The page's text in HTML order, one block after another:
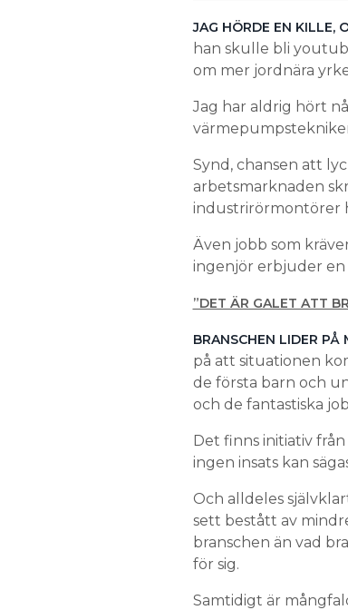
JAG HÖRDE EN KILLE,
han skulle bli
om mer jordnära
Jag har aldrig hört
Synd, chansen att
arbetsmark­naden
industrirörmontörer
Även jobb som
ingenjör erbjuder en
”DET ÄR GALET ATT
BRANSCHEN LIDER
på att situationen
de första barn och
och de fantastiska
Det finns initiativ
ingen insats kan
Och alldeles
sett bestått av
branschen än vad
för sig.
Samtidigt är